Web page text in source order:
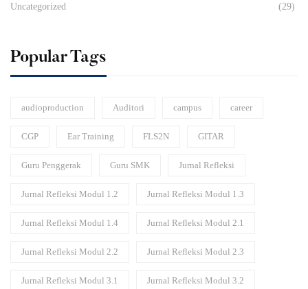
Uncategorized (29)
Popular Tags
audioproduction Auditori campus career
CGP Ear Training FLS2N GITAR
Guru Penggerak Guru SMK Jurnal Refleksi
Jurnal Refleksi Modul 1.2 Jurnal Refleksi Modul 1.3
Jurnal Refleksi Modul 1.4 Jurnal Refleksi Modul 2.1
Jurnal Refleksi Modul 2.2 Jurnal Refleksi Modul 2.3
Jurnal Refleksi Modul 3.1 Jurnal Refleksi Modul 3.2